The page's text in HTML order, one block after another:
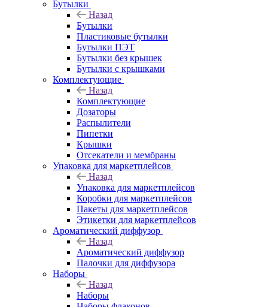
Бутылки
Назад
Бутылки
Пластиковые бутылки
Бутылки ПЭТ
Бутылки без крышек
Бутылки с крышками
Комплектующие
Назад
Комплектующие
Дозаторы
Распылители
Пипетки
Крышки
Отсекатели и мембраны
Упаковка для маркетплейсов
Назад
Упаковка для маркетплейсов
Коробки для маркетплейсов
Пакеты для маркетплейсов
Этикетки для маркетплейсов
Ароматический диффузор
Назад
Ароматический диффузор
Палочки для диффузора
Наборы
Назад
Наборы